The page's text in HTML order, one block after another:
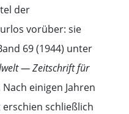
der
vorüber: sie
69 (1944) unter
— Zeitschrift für
Nach einigen Jahren
schließlich